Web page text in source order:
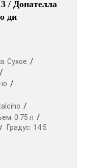
/ Донателла
ди
Сухое
0.75 л
Градус: 14.5